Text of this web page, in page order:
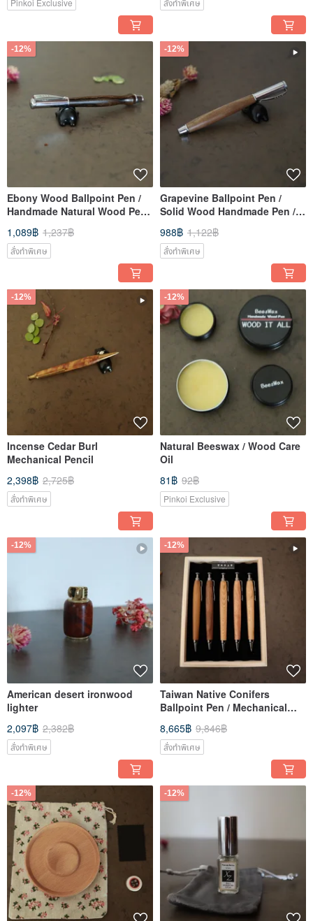
Pinkoi Exclusive สั่งทำพิเศษ
-12%
Ebony Wood Ballpoint Pen /
Handmade Natural Wood Pen /
Special Offer Price 2
1,089฿ 1,237฿
สั่งทำพิเศษ
-12%
Grapevine Ballpoint Pen /
Solid Wood Handmade Pen /
Special Offer on Solid Wood
Pens
988฿ 1,122฿
สั่งทำพิเศษ
-12%
Incense Cedar Burl
Mechanical Pencil
2,398฿ 2,725฿
สั่งทำพิเศษ
-12%
Natural Beeswax / Wood Care
Oil
81฿ 92฿
Pinkoi Exclusive
-12%
American desert ironwood
lighter
2,097฿ 2,382฿
สั่งทำพิเศษ
-12%
Taiwan Native Conifers
Ballpoint Pen / Mechanical
Pencil / Hybrid Pen
8,665฿ 9,846฿
สั่งทำพิเศษ
-12% -12%